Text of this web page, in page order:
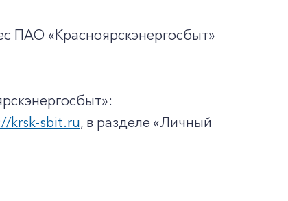
ПАО «Красноярскэнергосбыт»
krsk-sbit.ru, в разделе «Личный